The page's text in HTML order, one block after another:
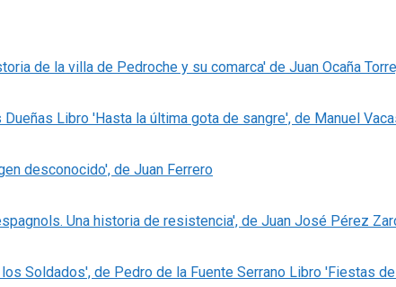
de la villa de Pedroche y su comarca' de Juan Ocaña
Libro 'Hasta la última gota de sangre', de Manuel
desconocido', de Juan Ferrero
Una historia de resistencia', de Juan José Pérez
Libro 'Fiestas